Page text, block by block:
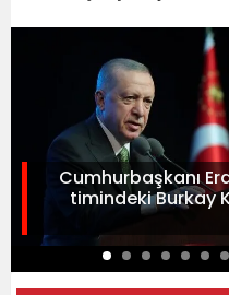
Cumhurbaşkanı
timindeki Burkay